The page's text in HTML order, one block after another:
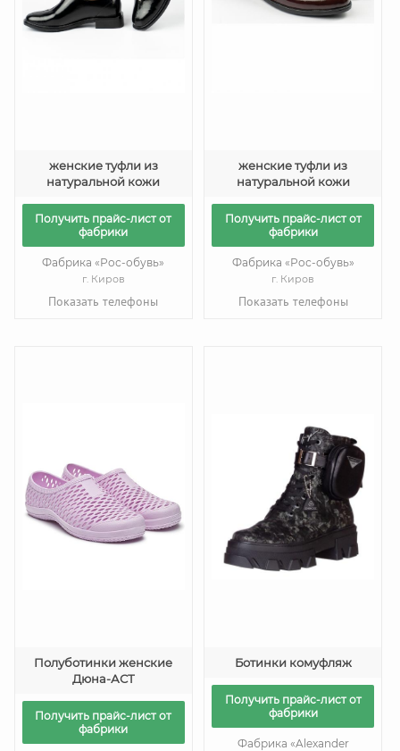
женские туфли из
натуральной кожи
Получить прайс-лист от
фабрики
Фабрика «Рос-обувь»
г. Киров
Показать телефоны
женские туфли из
натуральной кожи
Получить прайс-лист от
фабрики
Фабрика «Рос-обувь»
г. Киров
Показать телефоны
Полуботинки женские
Дюна-АСТ
Получить прайс-лист от
фабрики
Ботинки комуфляж
Получить прайс-лист от
фабрики
Фабрика «Alexander